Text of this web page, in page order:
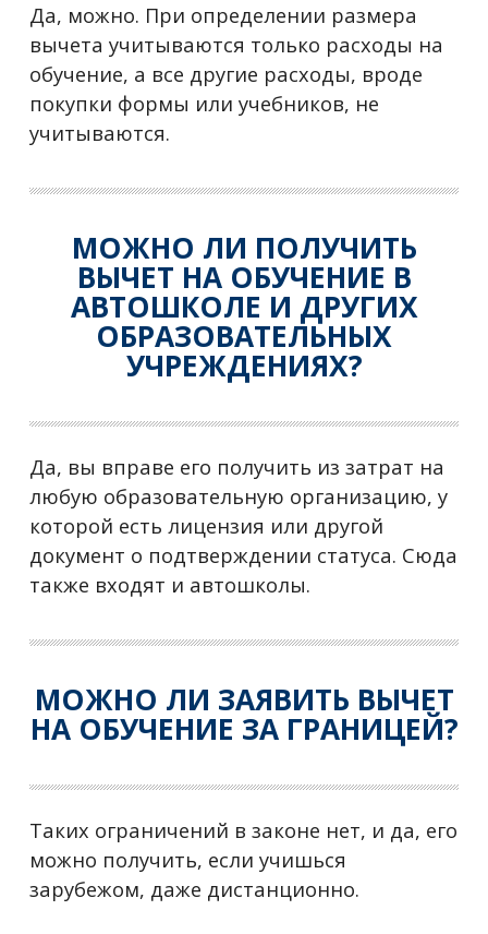
Да, можно. При определении размера
вычета учитываются только расходы на
обучение, а все другие расходы, вроде
покупки формы или учебников, не
учитываются.
МОЖНО ЛИ ПОЛУЧИТЬ
ВЫЧЕТ НА ОБУЧЕНИЕ В
АВТОШКОЛЕ И ДРУГИХ
ОБРАЗОВАТЕЛЬНЫХ
УЧРЕЖДЕНИЯХ?
Да, вы вправе его получить из затрат на
любую образовательную организацию, у
которой есть лицензия или другой
документ о подтверждении статуса. Сюда
также входят и автошколы.
МОЖНО ЛИ ЗАЯВИТЬ ВЫЧЕТ
НА ОБУЧЕНИЕ ЗА ГРАНИЦЕЙ?
Таких ограничений в законе нет, и да, его
можно получить, если учишься
зарубежом, даже дистанционно.